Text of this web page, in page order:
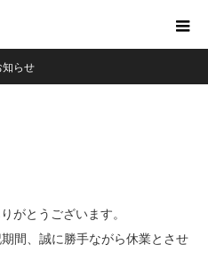
知らせ
がとうございます。
間、誠に勝手ながら休業とさせ